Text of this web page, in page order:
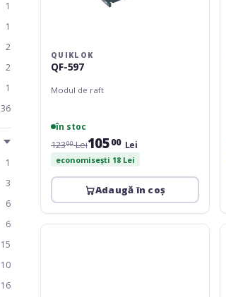
1
1
2
2
1
36
1
3
6
6
15
10
16
QUIKLOK
QF-597
Modul de raft
în stoc
12300Lei10500 Lei
economisești 18 Lei
Adaugă în coș
Gator